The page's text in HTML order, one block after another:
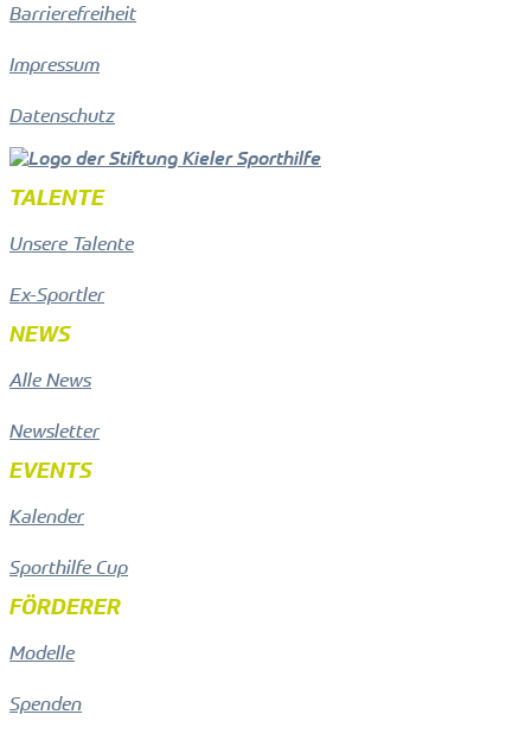
Barrierefreiheit
Impressum
Datenschutz
TALENTE
Unsere Talente
Ex-Sportler
NEWS
Alle News
Newsletter
EVENTS
Kalender
Sporthilfe Cup
FÖRDERER
Modelle
Spenden